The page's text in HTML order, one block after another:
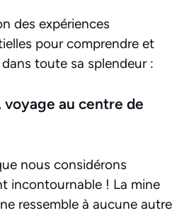
des expériences
pour comprendre et
toute sa splendeur :
voyage au centre de
nous considérons
incontournable ! La mine
ressemble à aucune autre